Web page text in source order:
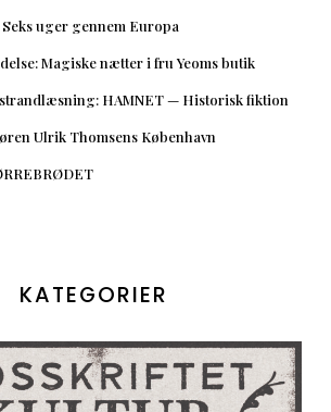
Seks uger gennem Europa
Magiske nætter i fru Yeoms butik
HAMNET — Historisk fiktion
Ulrik Thomsens København
KATEGORIER